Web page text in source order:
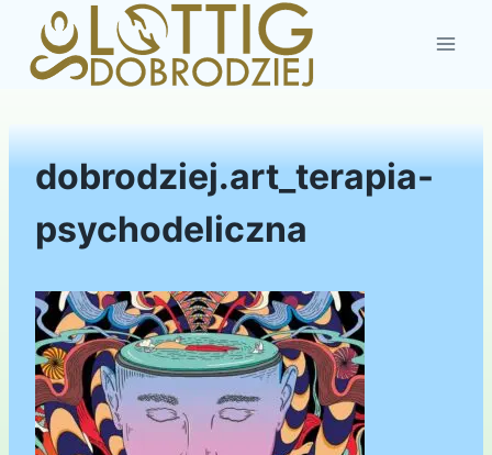
Przejdź
treści
dobrodziej.art_terapia-
psychodeliczna